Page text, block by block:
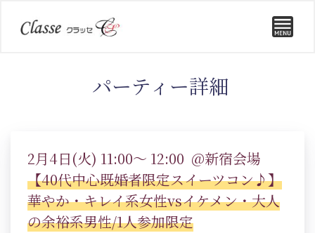
パーティー詳細
2月4日(火) 11:00～ 12:00 @新宿会場
【40代中心既婚者限定スイーツコン♪】
華やか・キレイ系女性vsイケメン・大人
の余裕系男性/1人参加限定